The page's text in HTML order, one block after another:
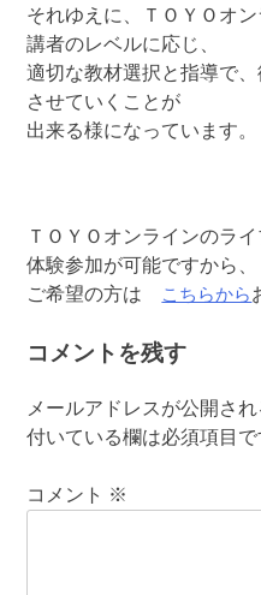
それゆえに、ＴＯＹＯオ
講者のレベルに応じ、
適切な教材選択と指導で
させていくことが
出来る様になっています。
ＴＯＹＯオンラインのラ
体験参加が可能ですから、
ご希望の方は
こちらから
コメントを残す
メールアドレスが公開さ
付いている欄は必須項目で
コメント ※